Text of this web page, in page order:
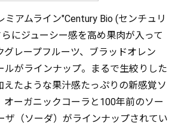
ミアムライン"Century Bio (センチュリ
にジューシー感を高め果肉が入って
グレープフルーツ、ブラッドオレン
ルがラインナップ。まるで生絞りした
えたような果汁感たっぷりの新感覚ソ
オーガニックコーラと100年前のソー
ザ（ソーダ）がラインナップされてい